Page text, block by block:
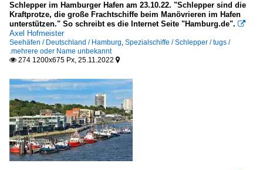
Museumshafen Leer
Seehäfen
Antwerpen
Brügge-Zeebrügge
Deutschland
Brake
Schlepper im Hamburger Hafen am 23.10.22. "Schlepper sind die
Kraftprotze, die große Frachtschiffe beim Manövrieren im Hafen
unterstützen." So schreibt es die Internet Seite "Hamburg.de". 
Axel Hofmeister
Seehäfen / Deutschland / Hamburg, Spezialschiffe / Schlepper / tugs /
.mehrere oder Name unbekannt
 274 1200x675 Px, 25.11.2022 